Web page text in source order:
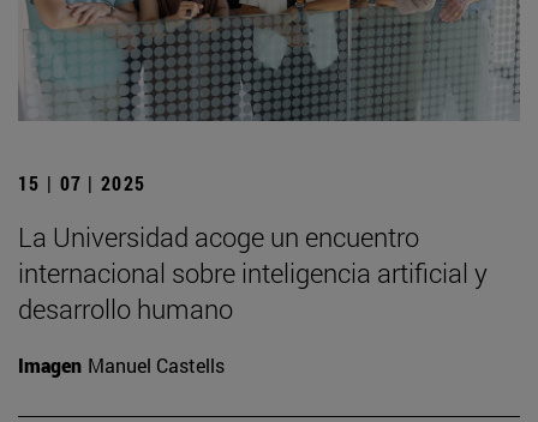
15 | 07 | 2025
La Universidad acoge un encuentro
internacional sobre inteligencia artificial y
desarrollo humano
Imagen Manuel Castells